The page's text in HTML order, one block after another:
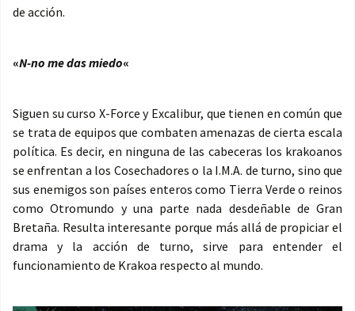
de acción.
«N-no me das miedo«
Siguen su curso X-Force y Excalibur, que tienen en común que
se trata de equipos que combaten amenazas de cierta escala
política. Es decir, en ninguna de las cabeceras los krakoanos
se enfrentan a los Cosechadores o la I.M.A. de turno, sino que
sus enemigos son países enteros como Tierra Verde o reinos
como Otromundo y una parte nada desdeñable de Gran
Bretaña. Resulta interesante porque más allá de propiciar el
drama y la acción de turno, sirve para entender el
funcionamiento de Krakoa respecto al mundo.